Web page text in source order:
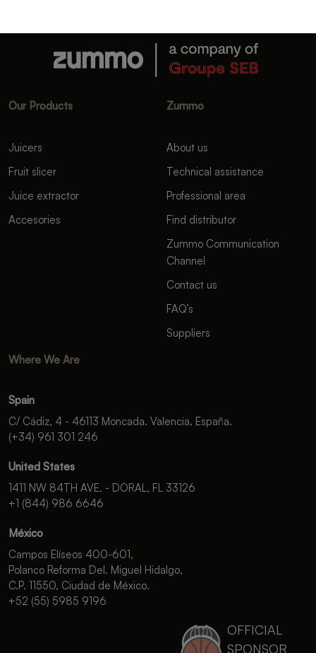
Our Products
Juicers
Fruit slicer
Juice extractor
Accesories
Zummo
About us
Technical assistance
Professional area
Find distributor
Zummo Communication
Channel
Contact us
FAQ’s
Suppliers
Where We Are
Spain
C/ Cádiz, 4 - 46113 Moncada. Valencia, España.
(+34) 961 301 246
United States
1411 NW 84TH AVE. - DORAL, FL 33126
+1 (844) 986 6646
México
Campos Elíseos 400-601,
Polanco Reforma Del. Miguel Hidalgo,
C.P. 11550, Ciudad de México.
+52 (55) 5985 9196
OFFICIAL
SPONSOR